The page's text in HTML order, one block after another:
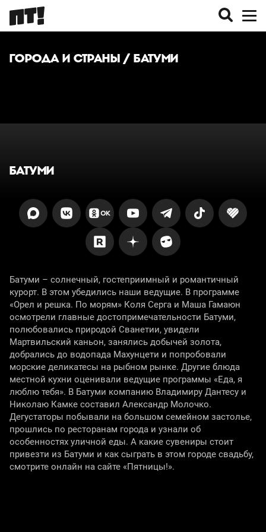
ГОРОДА И СТРАНЫ / БАТУМИ
БАТУМИ
Батуми – солнечный, гостеприимный и романтичный
курорт. В этом убедились наши ведущие. В программе
«Орел и решка. По морям» Коля Серга и Маша Гамаюн
осмотрели главные достопримечательности Батуми,
полюбовались природой Сванетии, увидели
Мартвильский каньон, занялись добычей золота,
добрались до водопада Махунцети и попробовали
морские деликатесы на рыбном рынке. Другие блюда
местной кухни оценивали ведущие программы «Еда, я
люблю тебя». В Батуми компанию Владимиру Дантесу и
Николаю Камке составил Александр Молочко.
Дегустаторы побывали на большом семейном застолье,
прошлись по ресторанам города и узнали об
особенностях уличной еды. А какие сувениры стоит
привезти из Батуми и как сыграть в этом городе свадьбу,
смотрите онлайн на сайте «Пятницы!».